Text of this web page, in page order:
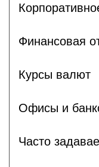
Финансовая
Курсы валют
Офисы и
Часто